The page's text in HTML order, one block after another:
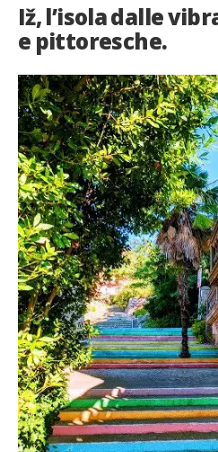
Iž, l’isola dalle
e pittoresche.